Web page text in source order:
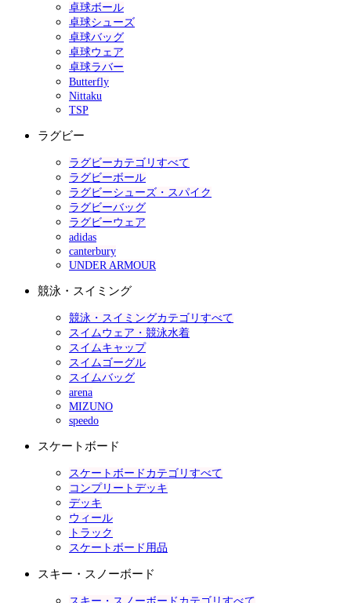
卓球ボール
卓球シューズ
卓球バッグ
卓球ウェア
卓球ラバー
Butterfly
Nittaku
TSP
ラグビー
ラグビーカテゴリすべて
ラグビーボール
ラグビーシューズ・スパイク
ラグビーバッグ
ラグビーウェア
adidas
canterbury
UNDER ARMOUR
競泳・スイミング
競泳・スイミングカテゴリすべて
スイムウェア・競泳水着
スイムキャップ
スイムゴーグル
スイムバッグ
arena
MIZUNO
speedo
スケートボード
スケートボードカテゴリすべて
コンプリートデッキ
デッキ
ウィール
トラック
スケートボード用品
スキー・スノーボード